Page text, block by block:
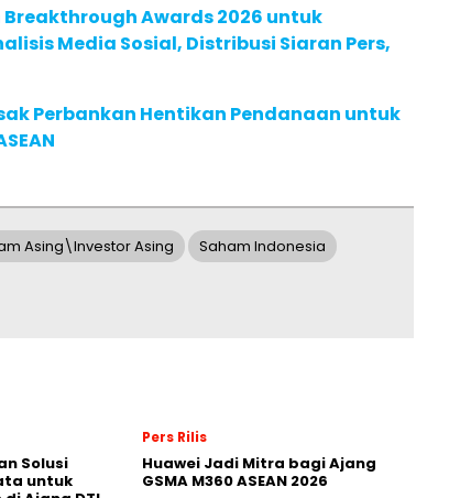
Breakthrough Awards 2026 untuk
Media Sosial, Distribusi Siaran Pers,
Perbankan Hentikan Pendanaan untuk
Asing\Investor Asing Saham Indonesia
Solusi
untuk
Pers Rilis
Huawei Jadi Mitra bagi Ajang
GSMA M360 ASEAN 2026